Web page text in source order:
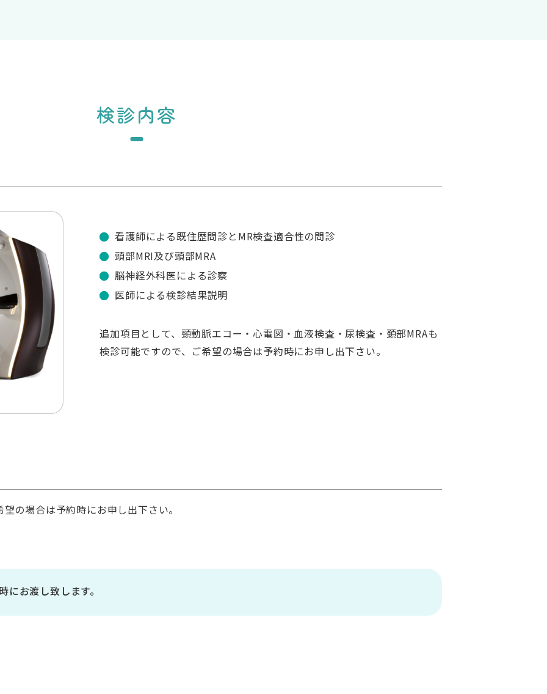
検診内容
看護師による既住歴問診とMR検査適合性の問診
頭部MRI及び頭部MRA
脳神経外科医による診察
医師による検診結果説明
追加項目として、頸動脈エコー・心電図・血液検査・尿検査・頚部MRAも
検診可能ですので、ご希望の場合は予約時にお申し出下さい。
の場合は予約時にお申し出下さい。
お渡し致します。